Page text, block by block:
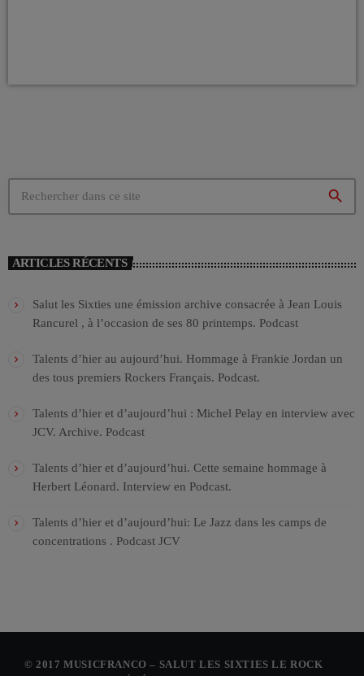
search
ARTICLES RÉCENTS
Salut les Sixties une émission archive consacrée à Jean Louis
Rancurel , à l’occasion de ses 80 printemps. Podcast
Talents d’hier au aujourd’hui. Hommage à Frankie Jordan un
des tous premiers Rockers Français. Podcast.
Talents d’hier et d’aujourd’hui : Michel Pelay en interview avec
JCV. Archive. Podcast
Talents d’hier et d’aujourd’hui. Cette semaine hommage à
Herbert Léonard. Interview en Podcast.
Talents d’hier et d’aujourd’hui: Le Jazz dans les camps de
concentrations . Podcast JCV
© 2017 MUSICFRANCO – SALUT LES SIXTIES LE ROCK